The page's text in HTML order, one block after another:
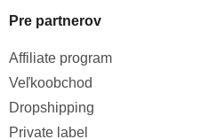
Pre partnerov
Affiliate program
Veľkoobchod
Dropshipping
Private label